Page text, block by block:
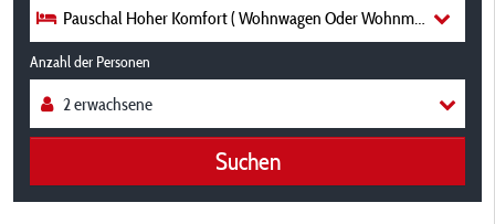
Pauschal Hoher Komfort ( Wohnwagen Oder Wohnmobil, Strom
Anzahl der Personen
Suchen